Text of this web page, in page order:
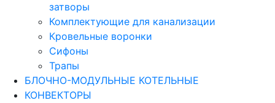
затворы
Комплектующие для канализации
Кровельные воронки
Сифоны
Трапы
БЛОЧНО-МОДУЛЬНЫЕ КОТЕЛЬНЫЕ
КОНВЕКТОРЫ